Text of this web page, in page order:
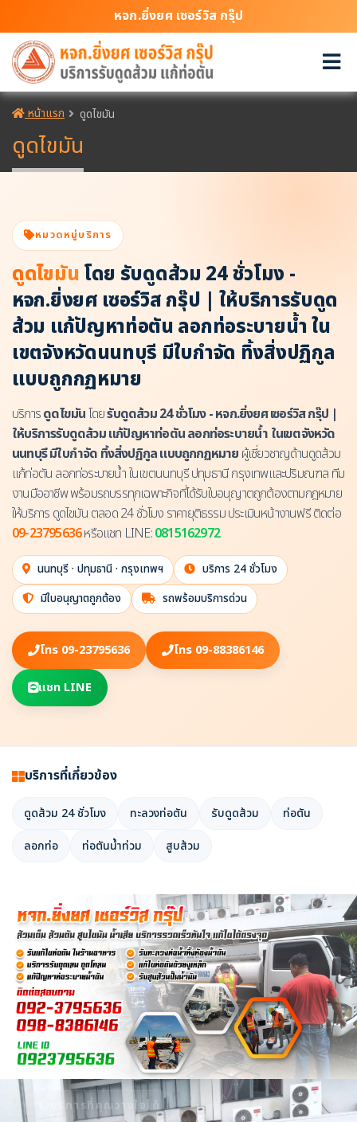
หจก.ยิ่งยศ เซอร์วิส กรุ๊ป
หน้าแรก ดูดไขมัน
ดูดไขมัน
หมวดหมู่บริการ
ดูดไขมัน โดย รับดูดส้วม 24 ชั่วโมง -
หจก.ยิ่งยศ เซอร์วิส กรุ๊ป | ให้บริการรับดูด
ส้วม แก้ปัญหาท่อตัน ลอกท่อระบายน้ำ ใน
เขตจังหวัดนนทบุรี มีใบกำจัด ทิ้งสิ่งปฏิกูล
แบบถูกกฏหมาย
บริการดูดไขมันโดยรับดูดส้วม 24 ชั่วโมง - หจก.ยิ่งยศ เซอร์วิส กรุ๊ป |
ให้บริการรับดูดส้วม แก้ปัญหาท่อตัน ลอกท่อระบายน้ำ ในเขตจังหวัด
นนทบุรี มีใบกำจัด ทิ้งสิ่งปฏิกูล แบบถูกกฏหมาย ผู้เชี่ยวชาญด้านดูดส้วม
แก้ท่อตัน ลอกท่อระบายน้ำ ในเขตนนทบุรี ปทุมธานี กรุงเทพและปริมณฑล ทีม
งานมืออาชีพ พร้อมรถบรรทุกเฉพาะกิจที่ได้รับใบอนุญาตถูกต้องตามกฎหมาย
ให้บริการ ดูดไขมัน ตลอด 24 ชั่วโมง ราคายุติธรรม ประเมินหน้างานฟรี ติดต่อ
09-23795636หรือแชท LINE:0815162972
นนทบุรี · ปทุมธานี · กรุงเทพฯ
บริการ 24 ชั่วโมง
มีใบอนุญาตถูกต้อง
รถพร้อมบริการด่วน
โทร 09-23795636 โทร 09-88386146
แชท LINE
บริการที่เกี่ยวข้อง
ดูดส้วม 24 ชั่วโมง ทะลวงท่อตัน รับดูดส้วม
ท่อตัน
ลอกท่อ
ท่อตันน้ำท่วม สูบส้วม
บริการที่คุณวางใจได้